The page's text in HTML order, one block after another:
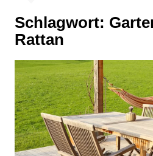
Schlagwort:
Rattan